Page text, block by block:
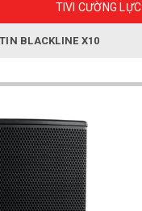
TIVI CƯỜNG LỰC
BLACKLINE X10